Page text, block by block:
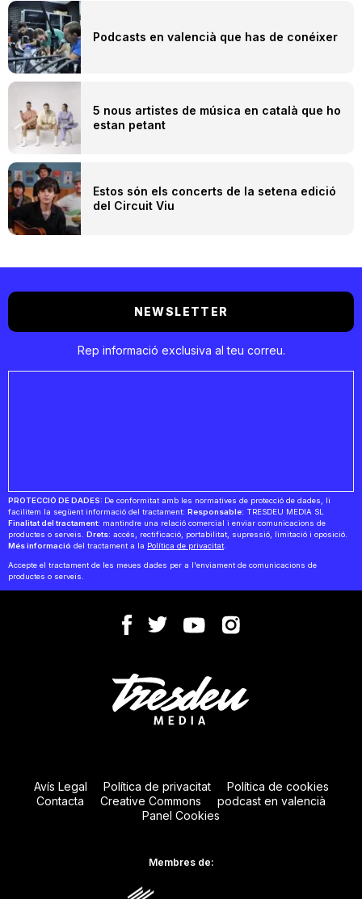
Podcasts en valencià que has de conéixer
5 nous artistes de música en català que ho
estan petant
Estos són els concerts de la setena edició
del Circuit Viu
NEWSLETTER
Rep informació exclusiva al teu correu.
PROTECCIÓ DE DADES: De conformitat amb les normatives de protecció de dades, li
facilitem la següent informació del tractament: Responsable: TRESDEU MEDIA SL
Finalitat del tractament: mantindre una relació comercial i enviar comunicacions de
productes o serveis. Drets: accés, rectificació, portabilitat, supressió, limitació i oposició.
Més informació del tractament a la Política de privacitat
Accepte el tractament de les meues dades per a l'enviament de comunicacions de
productes o serveis.
Avís Legal Política de privacitat
Política de cookies
Contacta
Creative Commons
podcast en valencià
Panel Cookies
Membres de: